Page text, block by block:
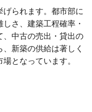
られます。都市部に
さ、建築工程確率・
、中古の売出・貸出の
新築の供給は著しく
となっています。